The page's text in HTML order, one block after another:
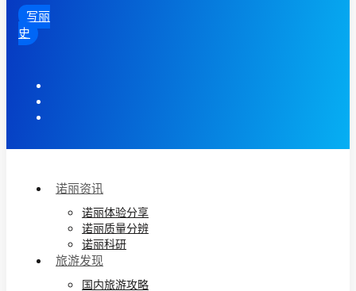
写丽
史
诺丽资讯
诺丽体验分享
诺丽质量分辨
诺丽科研
旅游发现
国内旅游攻略